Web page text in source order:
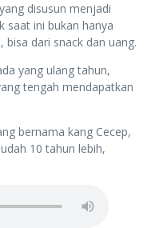
disusun menjadi
saat ini bukan hanya
dari snack dan uang.
yang ulang tahun,
tengah mendapatkan
bernama kang Cecep,
10 tahun lebih,